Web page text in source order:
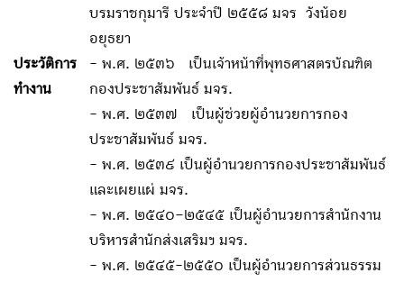
บรมราชกุมารี ประจำปี ๒๕๕๘ มจร วังน้อย
อยุธยา
ประวัติการ
ทำงาน
- พ.ศ. ๒๕๓๖ เป็นเจ้าหน้าที่พุทธศาสตรบัณฑิต
กองประชาสัมพันธ์ มจร.
- พ.ศ. ๒๕๓๗ เป็นผู้ช่วยผู้อำนวยการกอง
ประชาสัมพันธ์ มจร.
- พ.ศ. ๒๕๓๙ เป็นผู้อำนวยการกองประชาสัมพันธ์
และเผยแผ่ มจร.
- พ.ศ. ๒๕๔๐–๒๕๔๕ เป็นผู้อำนวยการสำนักงาน
บริหารสำนักส่งเสริมฯ มจร.
- พ.ศ. ๒๕๔๕-๒๕๕๐ เป็นผู้อำนวยการส่วนธรรม